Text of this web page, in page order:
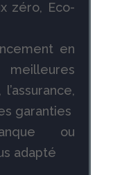
zéro, Eco-
en
garanties
ou
adapté